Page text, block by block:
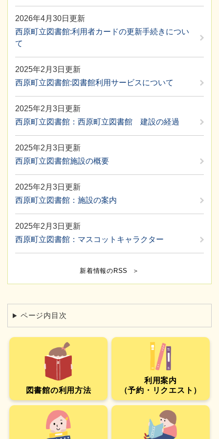
2026年4月30日更新
西原町立図書館:利用者カードの更新手続きについ
て
2025年2月3日更新
西原町立図書館:図書館利用サービスについて
2025年2月3日更新
西原町立図書館：西原町立図書館 建設の経過
2025年2月3日更新
西原町立図書館施設の概要
2025年2月3日更新
西原町立図書館：施設の案内
2025年2月3日更新
西原町立図書館：マスコットキャラクター
新着情報のRSS
ページ内目次
図書館の利用方法
利用案内
（予約・リクエスト）